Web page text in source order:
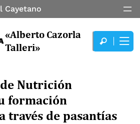
Cayetano
«Alberto Cazorla
Talleri»
Nutrición
formación
través de pasantías